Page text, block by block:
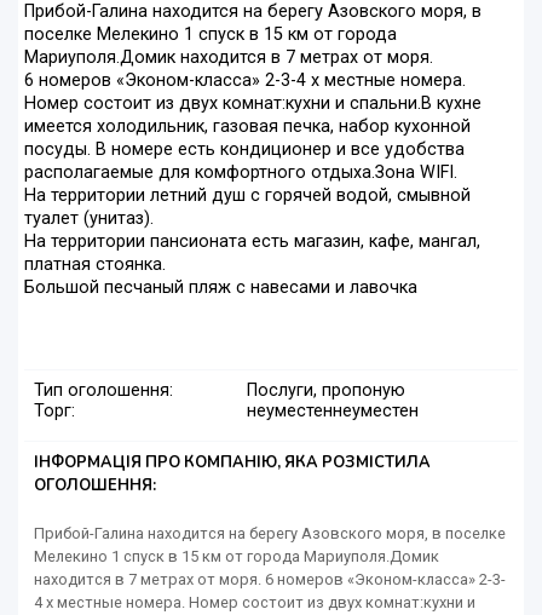
Прибой-Галина находится на берегу Азовского моря, в
поселке Мелекино 1 спуск в 15 км от города
Мариуполя.Домик находится в 7 метрах от моря.
6 номеров «Эконом-класса» 2-3-4 х местные номера.
Номер состоит из двух комнат:кухни и спальни.В кухне
имеется холодильник, газовая печка, набор кухонной
посуды. В номере есть кондиционер и все удобства
располагаемые для комфортного отдыха.Зона WIFI.
На территории летний душ с горячей водой, смывной
туалет (унитаз).
На территории пансионата есть магазин, кафе, мангал,
платная стоянка.
Большой песчаный пляж с навесами и лавочка
Тип оголошення:
Послуги, пропоную
Торг:
неуместеннеуместен
ІНФОРМАЦІЯ ПРО КОМПАНІЮ, ЯКА РОЗМІСТИЛА
ОГОЛОШЕННЯ:
Прибой-Галина находится на берегу Азовского моря, в поселке
Мелекино 1 спуск в 15 км от города Мариуполя.Домик
находится в 7 метрах от моря. 6 номеров «Эконом-класса» 2-3-
4 х местные номера. Номер состоит из двух комнат:кухни и